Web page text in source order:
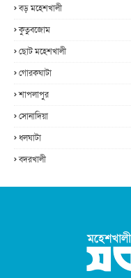
বড় মহেশখালী
কুতুবজোম
ছোট মহেশখালী
গোরকঘাটা
শাপলাপুর
সোনাদিয়া
ধলঘাটা
বদরখালী